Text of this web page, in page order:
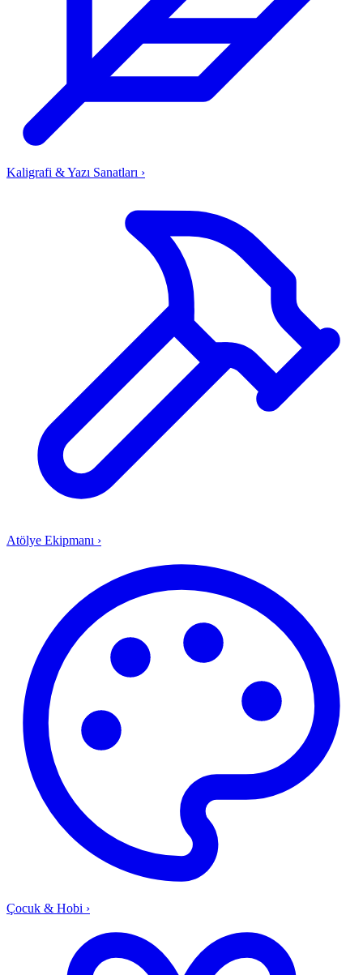
Kaligrafi & Yazı Sanatları ›
Atölye Ekipmanı ›
Çocuk & Hobi ›